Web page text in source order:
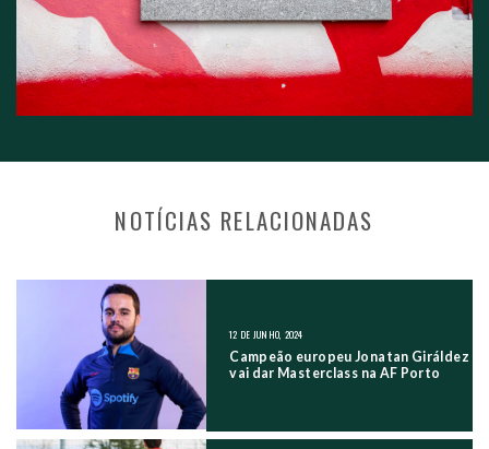
NOTÍCIAS RELACIONADAS
NAVEGAÇÃO NOS POSTS
12 DE JUNHO, 2024
Campeão europeu Jonatan Giráldez
vai dar Masterclass na AF Porto